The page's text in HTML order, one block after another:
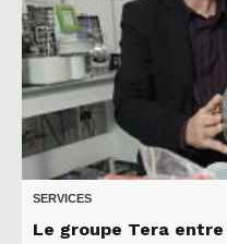
SERVICES
Le groupe Tera